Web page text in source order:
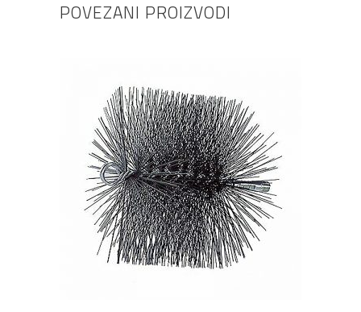
POVEZANI PROIZVODI
DODAJ U KOŠARICU